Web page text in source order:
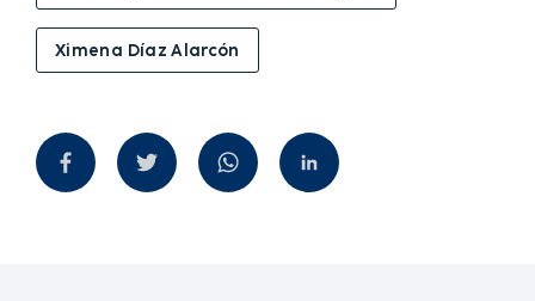
Ximena Díaz Alarcón